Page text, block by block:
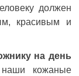
должен
красивым и
на день
кожаные